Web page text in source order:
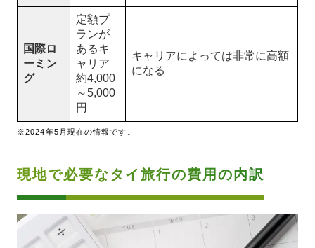
国際ロ
ーミン
グ
定額プ
ランが
あるキ
ャリア
約4,000
～5,000
円
キャリアによっては非常に高額
になる
※2024年5月現在の情報です。
現地で必要なタイ旅行の費用の内訳